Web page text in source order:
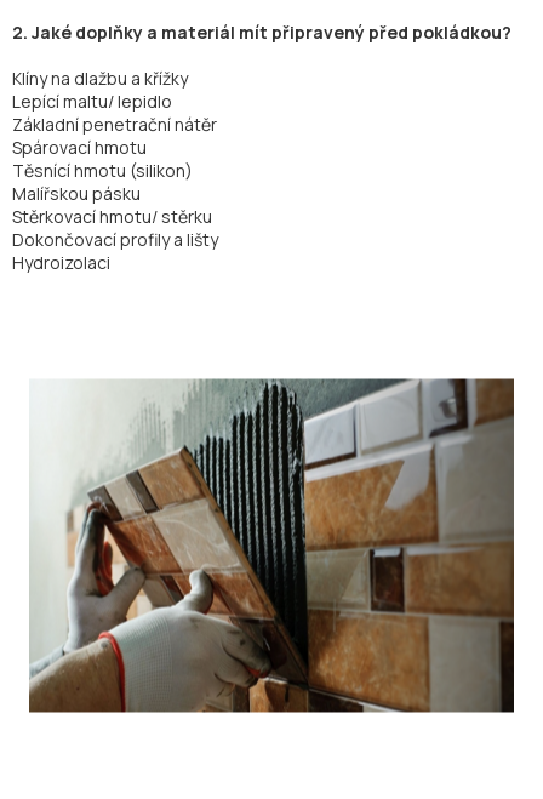
2. Jaké doplňky a materiál mít připravený před pokládkou?
Klíny na dlažbu a křížky
Lepící maltu/ lepidlo
Základní penetrační nátěr
Spárovací hmotu
Těsnící hmotu (silikon)
Malířskou pásku
Stěrkovací hmotu/ stěrku
Dokončovací profily a lišty
Hydroizolaci